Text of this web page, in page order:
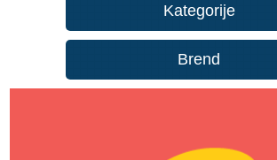
Kategorije
Brend